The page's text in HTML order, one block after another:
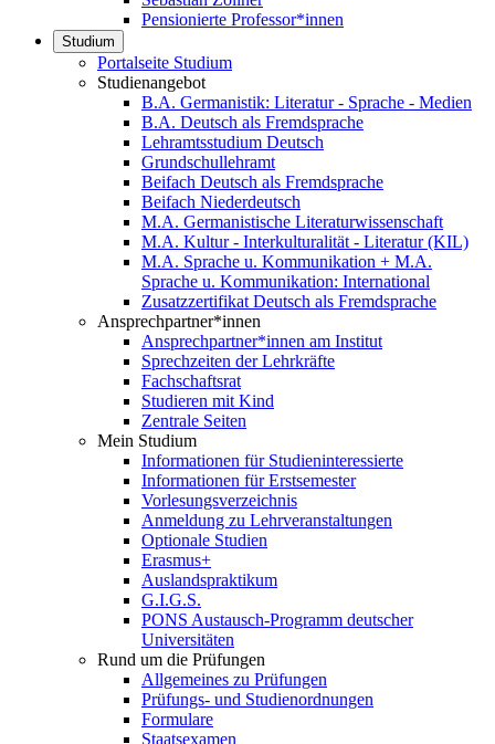
Pensionierte Professor*innen
Studium
Portalseite Studium
Studienangebot
B.A. Germanistik: Literatur - Sprache - Medien
B.A. Deutsch als Fremdsprache
Lehramtsstudium Deutsch
Grundschullehramt
Beifach Deutsch als Fremdsprache
Beifach Niederdeutsch
M.A. Germanistische Literaturwissenschaft
M.A. Kultur - Interkulturalität - Literatur (KIL)
M.A. Sprache u. Kommunikation + M.A.
Sprache u. Kommunikation: International
Zusatzzertifikat Deutsch als Fremdsprache
Ansprechpartner*innen
Ansprechpartner*innen am Institut
Sprechzeiten der Lehrkräfte
Fachschaftsrat
Studieren mit Kind
Zentrale Seiten
Mein Studium
Informationen für Studieninteressierte
Informationen für Erstsemester
Vorlesungsverzeichnis
Anmeldung zu Lehrveranstaltungen
Optionale Studien
Erasmus+
Auslandspraktikum
G.I.G.S.
PONS Austausch-Programm deutscher
Universitäten
Rund um die Prüfungen
Allgemeines zu Prüfungen
Prüfungs- und Studienordnungen
Formulare
Staatsexamen